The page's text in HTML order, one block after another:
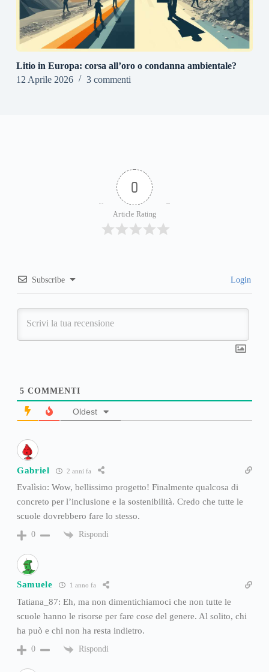
Litio in Europa: corsa all’oro o condanna ambientale?
12 Aprile 2026
3 commenti
0
Article Rating
Subscribe Login
5 COMMENTI
Oldest
Gabriel 2 anni fa
Evalìsio: Wow, bellissimo progetto! Finalmente qualcosa di
concreto per l’inclusione e la sostenibilità. Credo che tutte le
scuole dovrebbero fare lo stesso.
0 Rispondi
Samuele 1 anno fa
Tatiana_87: Eh, ma non dimentichiamoci che non tutte le
scuole hanno le risorse per fare cose del genere. Al solito, chi
ha può e chi non ha resta indietro.
0 Rispondi